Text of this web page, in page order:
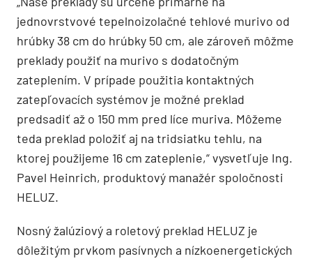
jednovrstvové tepelnoizolačné tehlové murivo od
hrúbky 38 cm do hrúbky 50 cm, ale zároveň môžme
preklady použiť na murivo s dodatočným
zateplením. V prípade použitia kontaktných
zatepľovacích systémov je možné preklad
predsadiť až o 150 mm pred líce muriva. Môžeme
teda preklad položiť aj na tridsiatku tehlu, na
ktorej použijeme 16 cm zateplenie,“ vysvetľuje Ing.
Pavel Heinrich, produktový manažér spoločnosti
HELUZ.
Nosný žalúziový a roletový preklad HELUZ je
dôležitým prvkom pasívnych a nízkoenergetických